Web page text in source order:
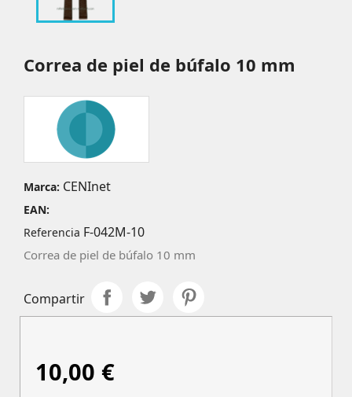
Correa de piel de búfalo 10 mm
Marca: CENInet
EAN:
Referencia F-042M-10
Correa de piel de búfalo 10 mm
Compartir
10,00 €